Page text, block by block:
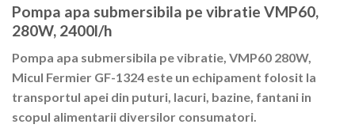
Pompa apa submersibila pe vibratie VMP60,
280W, 2400l/h
Pompa apa submersibila pe vibratie, VMP60 280W,
Micul Fermier GF-1324 este un echipament folosit la
transportul apei din puturi, lacuri, bazine, fantani in
scopul alimentarii diversilor consumatori.